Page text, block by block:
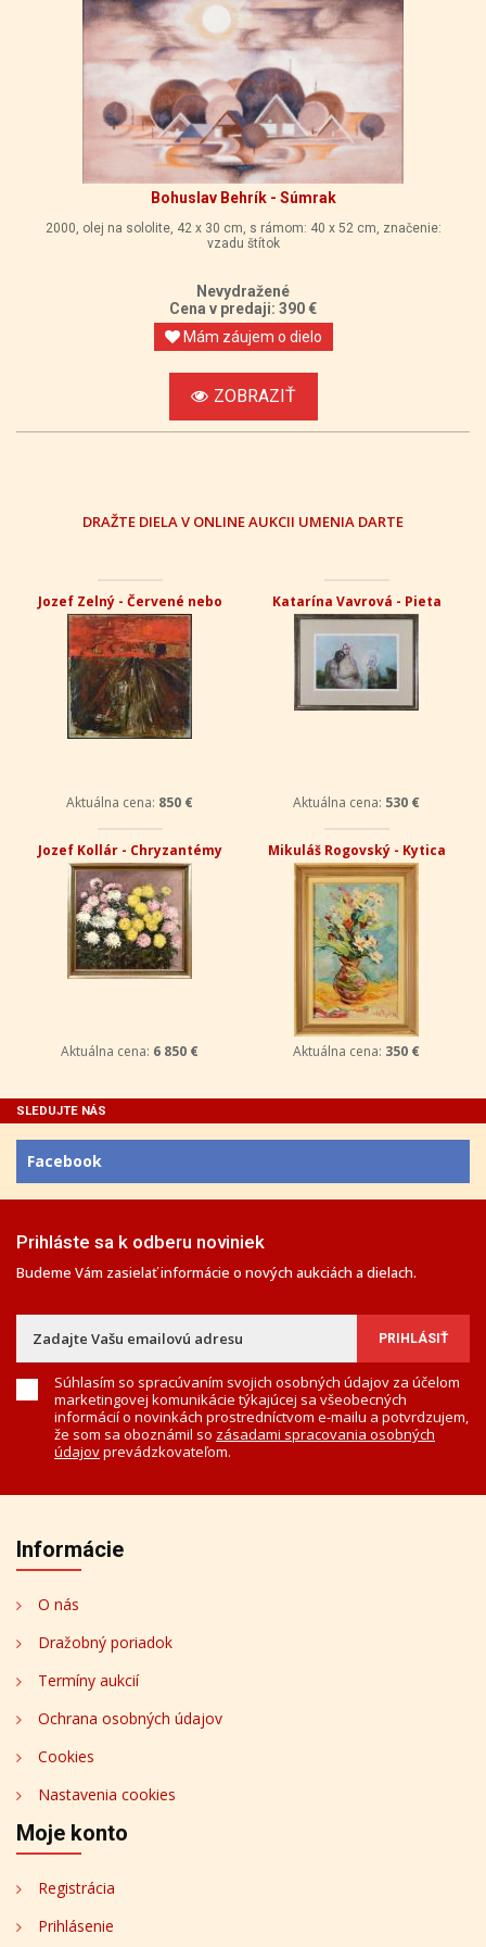
Bohuslav Behrík - Súmrak
2000, olej na sololite, 42 x 30 cm, s rámom: 40 x 52 cm, značenie:
vzadu štítok
Nevydražené
Cena v predaji: 390 €
Mám záujem o dielo
ZOBRAZIŤ
DRAŽTE DIELA V ONLINE AUKCII UMENIA DARTE
Jozef Zelný - Červené nebo
Aktuálna cena: 850 €
Katarína Vavrová - Pieta
Aktuálna cena: 530 €
Jozef Kollár - Chryzantémy
Aktuálna cena: 6 850 €
Mikuláš Rogovský - Kytica
Aktuálna cena: 350 €
SLEDUJTE NÁS
Facebook
Prihláste sa k odberu noviniek
Budeme Vám zasielať informácie o nových aukciách a dielach.
Súhlasím so spracúvaním svojich osobných údajov za účelom
marketingovej komunikácie týkajúcej sa všeobecných
informácií o novinkách prostredníctvom e-mailu a potvrdzujem,
že som sa oboznámil so zásadami spracovania osobných
údajovprevádzkovateľom.
Informácie
O nás
Dražobný poriadok
Termíny aukcií
Ochrana osobných údajov
Cookies
Nastavenia cookies
Moje konto
Registrácia
Prihlásenie